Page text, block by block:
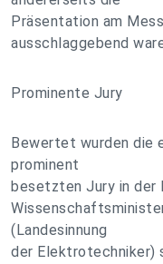
Präsentation am
ausschlaggebend
Prominente Jury
Bewertet wurden die
prominent
besetzten Jury in der
(Landesinnung
der Elektrotechniker)